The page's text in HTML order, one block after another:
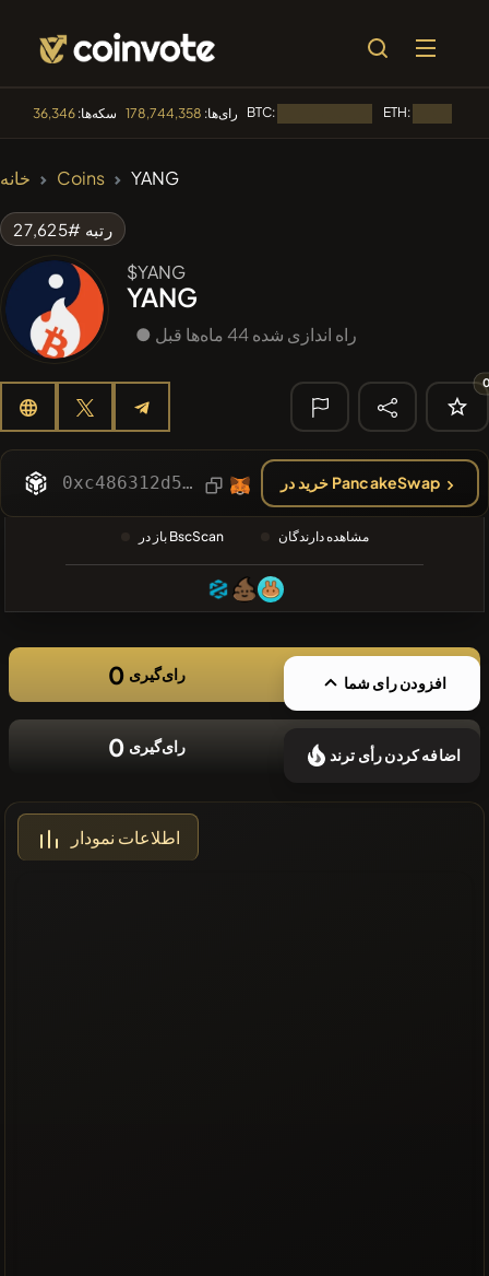
سکه‌ها:36,346 رای‌ها: 178,744,358 BTC: ETH:
#253
PERFI PEEFITOKEN
#1107
🔎 جستجوی
اخیر
❌سکه های
اخیر موجود
نیست
خانه Coins YANG
رتبه #27,625
$YANG
YANG
● راه اندازی شده 44 ماه‌ها قبل
0xc486312d5158315c7bbe2c353ad565d1a9d1f0de خرید در PancakeSwap
باز در BscScan مشاهده دارندگان
0 رای‌گیری افزودن رای شما
0 رای‌گیری اضافه کردن رأی ترند
اطلاعات نمودار